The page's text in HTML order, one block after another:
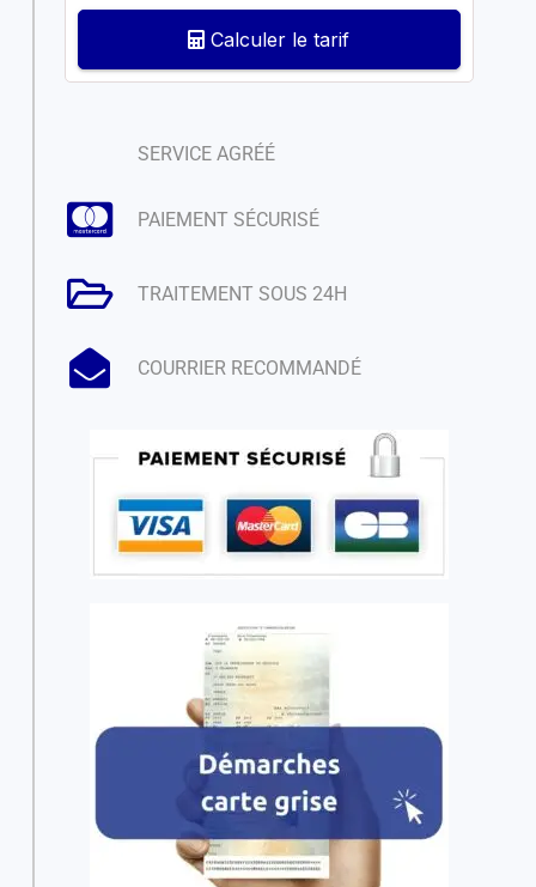
Calculer le tarif
SERVICE AGRÉÉ
PAIEMENT SÉCURISÉ
TRAITEMENT SOUS 24H
COURRIER RECOMMANDÉ